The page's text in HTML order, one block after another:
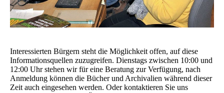
Interessierten Bürgern steht die Möglichkeit offen, auf diese
Informationsquellen zuzugreifen. Dienstags zwischen 10:00 und
12:00 Uhr stehen wir für eine Beratung zur Verfügung, nach
Anmeldung können die Bücher und Archivalien während dieser
Zeit auch eingesehen werden. Oder kontaktieren Sie uns